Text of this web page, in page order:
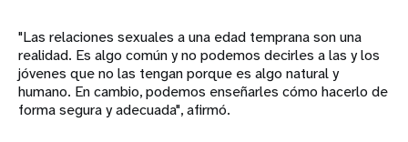
"Las relaciones sexuales a una edad temprana son una
realidad. Es algo común y no podemos decirles a las y los
jóvenes que no las tengan porque es algo natural y
humano. En cambio, podemos enseñarles cómo hacerlo de
forma segura y adecuada", afirmó.